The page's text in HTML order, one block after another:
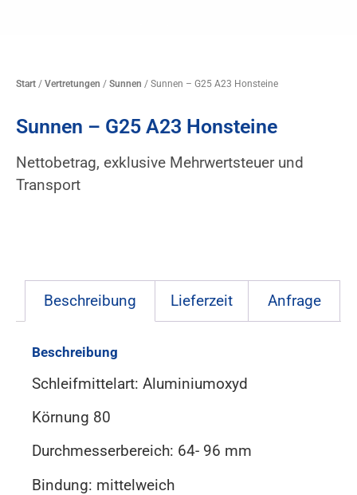
Start / Vertretungen / Sunnen / Sunnen – G25 A23 Honsteine
Sunnen – G25 A23 Honsteine
Nettobetrag, exklusive Mehrwertsteuer und
Transport
Beschreibung Lieferzeit Anfrage
Beschreibung
Schleifmittelart: Aluminiumoxyd
Körnung 80
Durchmesserbereich: 64- 96 mm
Bindung: mittelweich